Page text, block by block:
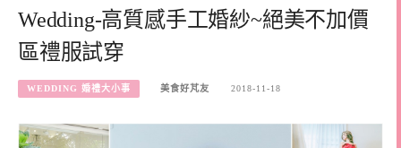
Wedding-高質感手工婚紗~絕美不加價
區禮服試穿
WEDDING 婚禮大小事 美食好芃友 2018-11-18